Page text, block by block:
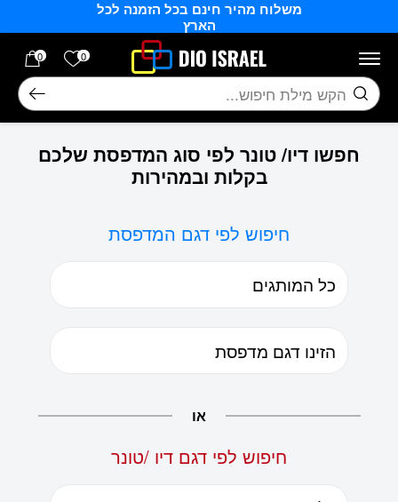
משלוח מהיר חינם בכל הזמנה לכל
הארץ
0 הרשימה
0
חיפוש
חפשו דיו/ טונר לפי סוג המדפסת שלכם
בקלות ובמהירות
חיפוש לפי דגם המדפסת
או
חיפוש לפי דגם דיו /טונר